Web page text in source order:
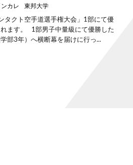
ンカレ 東邦大学
タクト空手道選手権大会」1部にて優
ます。 1部男子中量級にて優勝した
部3年）へ横断幕を届けに行っ...